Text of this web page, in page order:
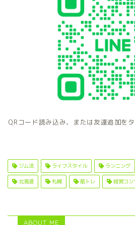
QRコード読み込み、または友達追加を
ジム活 ライフスタイル ランニング
北海道 札幌 筋トレ 経営コン
ABOUT ME